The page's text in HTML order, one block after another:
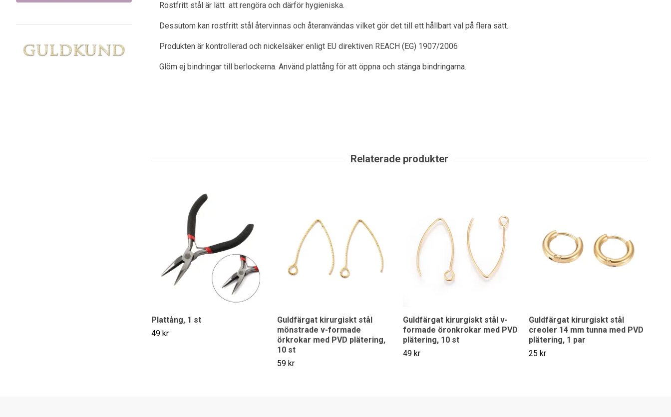
Rostfritt stål är lätt att rengöra och därför hygieniska.
Dessutom kan rostfritt stål återvinnas och återanvändas vilket gör det till ett hållbart val på flera sätt.
Produkten är kontrollerad och nickelsäker enligt EU direktiven REACH (EG) 1907/2006
Glöm ej bindringar till berlockerna. Använd plattång för att öppna och stänga bindringarna.
Plattång, 1 st
49 kr
Guldfärgat kirurgiskt stål
mönstrade v-formade
örkrokar med PVD plätering,
10 st
59 kr
Guldfärgat kirurgiskt stål v-
formade öronkrokar med PVD
plätering, 10 st
49 kr
Guldfärgat kirurgiskt stål
creoler 14 mm tunna med PVD
plätering, 1 par
25 kr